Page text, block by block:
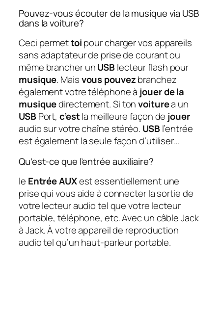
Pouvez-vous écouter de la musique via USB
dans la voiture?
Ceci permettoipour charger vos appareils
sans adaptateur de prise de courant ou
même brancher unUSB lecteur flash pour
musique. Maisvous pouvezbranchez
également votre téléphone à jouer de la
musiquedirectement. Si tonvoiturea un
USB Port,c’estla meilleure façon de jouer
audio sur votre chaîne stéréo. USB l’entrée
est également la seule façon d’utiliser…
Qu’est-ce que l’entrée auxiliaire?
le Entrée AUXest essentiellement une
prise qui vous aide à connecter la sortie de
votre lecteur audio tel que votre lecteur
portable, téléphone, etc. Avec un câble Jack
à Jack. À votre appareil de reproduction
audio tel qu’un haut-parleur portable.